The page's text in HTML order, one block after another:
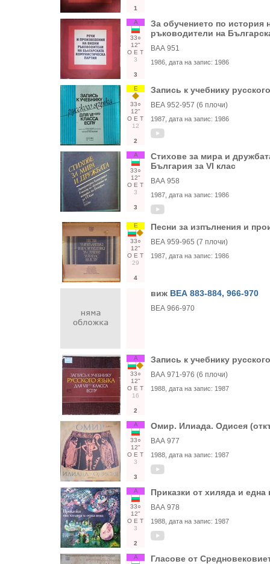
1
А
33○
12"
О Е Т
3
3
За обучението по история
ръководители на
ВАА 951
1986 , дата на запис: 1986
Е
33○
12"
О Е Т
12
2
Запись к учебнику
ВЕА 952-957 (6 плочи)
1987 , дата на запис: 1986
А
33○
12"
О Е Т
3
3
Стихове за мира и
България за VI клас
ВАА 958
1987 , дата на запис: 1986
Е
33○
12"
О Е Т
29
4
Песни за изпълнения и
ВЕА 959-965 (7 плочи)
1987 , дата на запис: 1986
виж ВЕА 883-884, 966-970
ВЕА 966-970
А
33○
12"
О Е Т
16
2
Запись к учебнику
ВАА 971-976 (6 плочи)
1988 , дата на запис: 1987
А
33○
12"
О Е Т
3
3
Омир. Илиада. Одисея
ВАА 977
1988 , дата на запис: 1987
А
33○
12"
О Е Т
3
2
Приказки от хиляда и
ВАА 978
1988 , дата на запис: 1987
А Гласове от